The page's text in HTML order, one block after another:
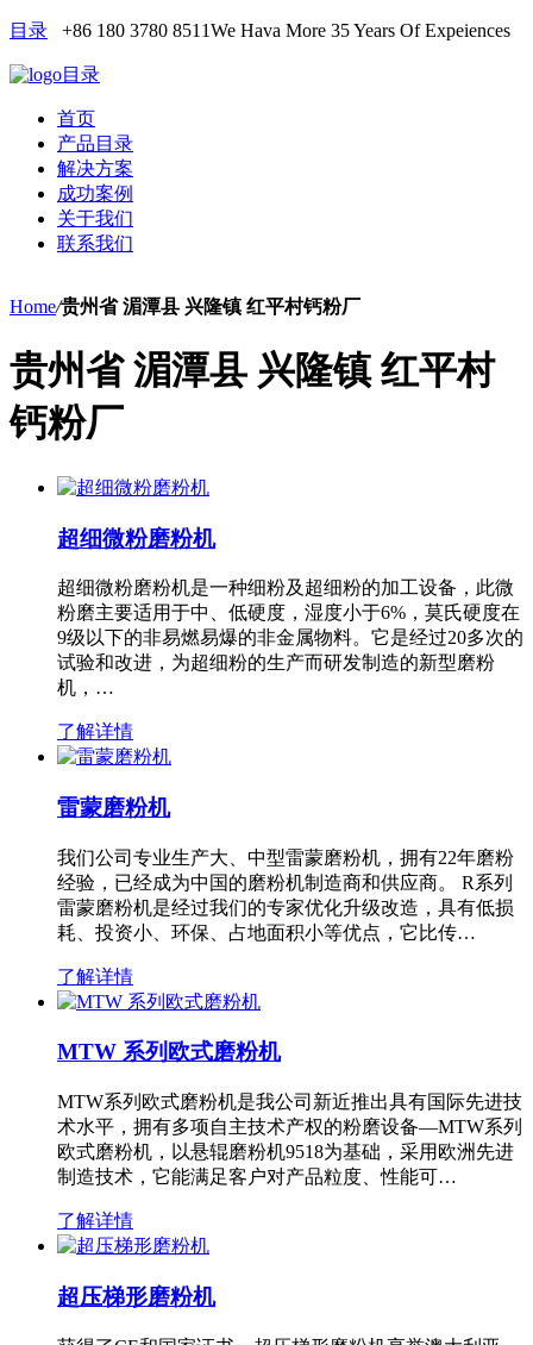
目录 +86 180 3780 8511We Hava More 35 Years Of Expeiences
目录
首页
产品目录
解决方案
成功案例
关于我们
联系我们
Home/贵州省 湄潭县 兴隆镇 红平村钙粉厂
贵州省 湄潭县 兴隆镇 红平村
钙粉厂
超细微粉磨粉机
超细微粉磨粉机是一种细粉及超细粉的加工设备，此微
粉磨主要适用于中、低硬度，湿度小于6%，莫氏硬度在
9级以下的非易燃易爆的非金属物料。它是经过20多次的
试验和改进，为超细粉的生产而研发制造的新型磨粉
机，…
了解详情
雷蒙磨粉机
我们公司专业生产大、中型雷蒙磨粉机，拥有22年磨粉
经验，已经成为中国的磨粉机制造商和供应商。 R系列
雷蒙磨粉机是经过我们的专家优化升级改造，具有低损
耗、投资小、环保、占地面积小等优点，它比传…
了解详情
MTW 系列欧式磨粉机
MTW系列欧式磨粉机是我公司新近推出具有国际先进技
术水平，拥有多项自主技术产权的粉磨设备—MTW系列
欧式磨粉机，以悬辊磨粉机9518为基础，采用欧洲先进
制造技术，它能满足客户对产品粒度、性能可…
了解详情
超压梯形磨粉机